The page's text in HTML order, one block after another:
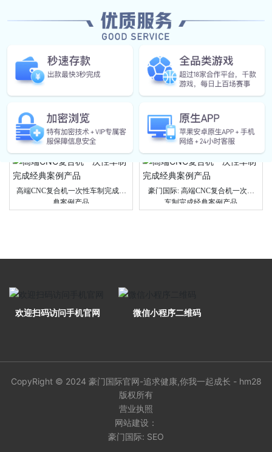
相关产品
豪门国际: 高端CNC复合机一次性
车制完成经典案例产品
高端CNC复合机一次性车制完成经
典案例产品
高端CNC复合机一次性车制完成经
典案例产品
豪门国际: 高端CNC复合机一次性
车制完成经典案例产品
欢迎扫码访问手机官网 微信小程序二维码
CopyRight © 2024 豪门国际官网-追求健康,你我一起成长 - hm28
版权所有
营业执照
网站建设：
豪门国际: SEO